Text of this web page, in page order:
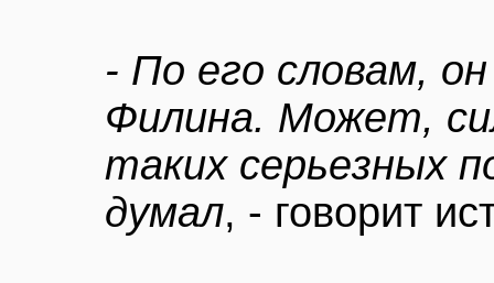
- По его словам,
Филина. Может,
таких серьезных
думал, - говорит